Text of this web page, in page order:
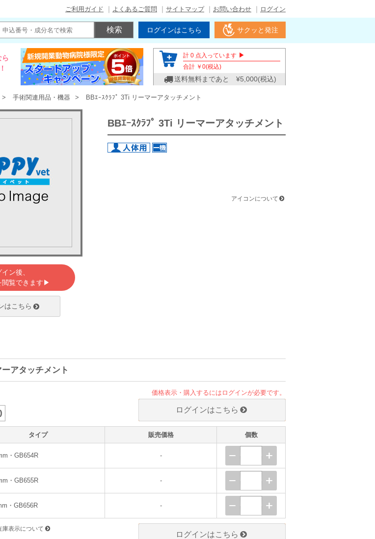
ご利用ガイド よくあるご質問 サイトマップ お問い合わせ ログイン
ログインはこちら サクッと発注
ら
計 0 点入っています ▶
合計 ￥ 0(税込)
送料無料まであと ¥5,000(税込)
手術関連用品・機器 BBｴｰｽｸﾗﾌﾟ 3Ti リーマーアタッチメント
ン後、
閲覧できます▶
はこちら
BBｴｰｽｸﾗﾌﾟ 3Ti リーマーアタッチメント
アイコンについて
アタッチメント
価格表示・購入するにはログインが必要です。
ログインはこちら
タイプ 販売価格 個数
・GB654R -
・GB655R -
・GB656R -
庫表示について
ログインはこちら